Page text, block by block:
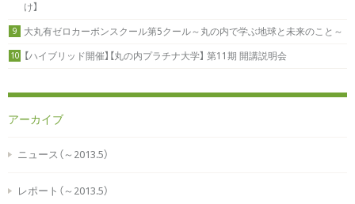
け】
9 大丸有ゼロカーボンスクール第5クール～丸の内で学ぶ地球と未来のこと～
10 【ハイブリッド開催】【丸の内プラチナ大学】 第11期 開講説明会
アーカイブ
ニュース（～2013.5）
レポート（～2013.5）